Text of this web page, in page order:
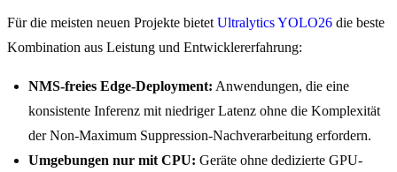
Für die meisten neuen Projekte bietet Ultralytics YOLO26 die beste
Kombination aus Leistung und Entwicklererfahrung:
NMS-freies Edge-Deployment: Anwendungen, die eine
konsistente Inferenz mit niedriger Latenz ohne die Komplexität
der Non-Maximum Suppression-Nachverarbeitung erfordern.
Umgebungen nur mit CPU: Geräte ohne dedizierte GPU-